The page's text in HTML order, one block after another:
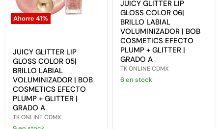
Ahorre41%
GLOSS
COLOR
05|
BRILLO
LABIAL
VOLUMINIZADOR
BOB
COSMETICS
EFECTO
JUICY GLITTER LIP
GLOSS COLOR 05|
BRILLO LABIAL
VOLUMINIZADOR | BOB
COSMETICS EFECTO
PLUMP + GLITTER |
GRADO A
TK ONLINE CDMX
GLOSS
COLOR
06|
BRILLO
LABIAL
VOLUMINIZADOR
BOB
COSMETICS
EFECTO
PLUMP
JUICY GLITTER LIP
GLOSS COLOR 06|
BRILLO LABIAL
VOLUMINIZADOR | BOB
COSMETICS EFECTO
PLUMP + GLITTER |
GRADO A
TK ONLINE CDMX
6 en stock